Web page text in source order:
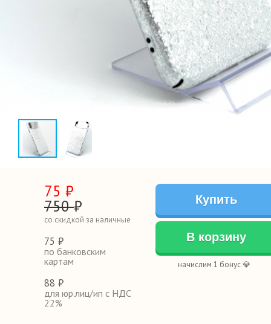
75 ₽
750₽
со скидкой за наличные
75 ₽
по банковским
картам
88 ₽
для юр.лиц/ип с НДС
22%
Купить
В корзину
начислим 1 бонус 💎